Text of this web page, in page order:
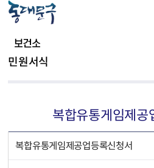
보건소
민원서식
복합유통게임제공
복합유통게임제공업등록신청서